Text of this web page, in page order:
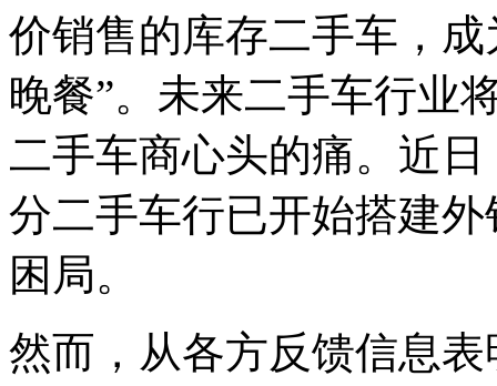
价销售的库存二手车，
晚餐”。未来二手车行业
二手车商心头的痛。近
分二手车行已开始搭建
困局。
然而，从各方反馈信息